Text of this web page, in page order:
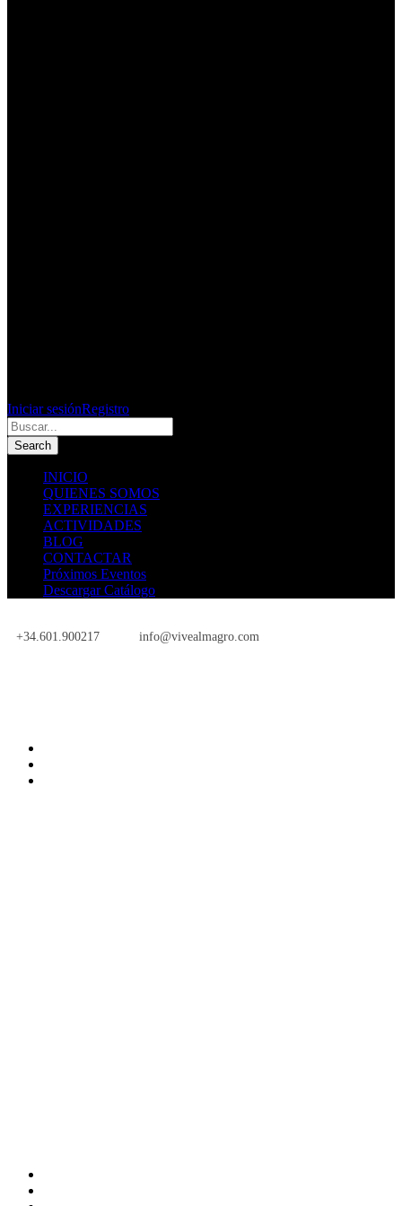
Iniciar sesiónRegistro
INICIO
QUIENES SOMOS
EXPERIENCIAS
ACTIVIDADES
BLOG
CONTACTAR
Próximos Eventos
Descargar Catálogo
+34.601.900217
info@vivealmagro.com